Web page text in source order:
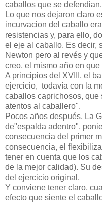
caballos que se defendian.
Lo que nos dejaron claro
incurvacion del caballo
resistencias y, para ello,
el eje al caballo. Es decir,
Newton pero al revés y
creo, el mismo año en
A principios del XVIII, el
ejercicio, todavía con la
caballos caprichosos, que
atentos al caballero".
Pocos años después, La
de"espalda adentro",
consecuencia del primer
consecuencia, el
tener en cuenta que los
de la mejor calidad). Su
del ejercicio original.
Y conviene tener claro,
efecto que siente el